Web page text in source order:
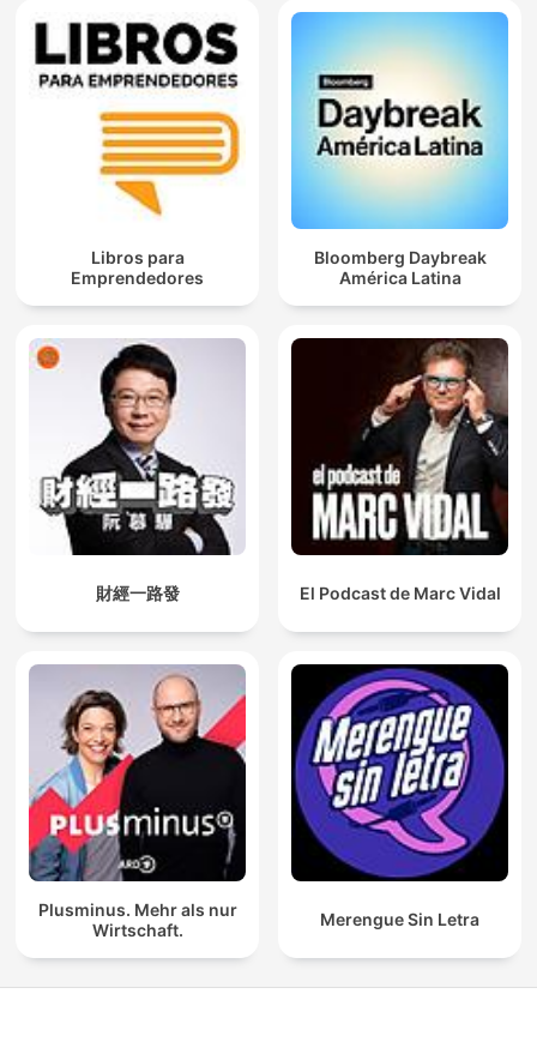
Libros para
Emprendedores
Bloomberg Daybreak
América Latina
財經一路發 El Podcast de Marc Vidal
Plusminus. Mehr als nur
Wirtschaft.
Merengue Sin Letra